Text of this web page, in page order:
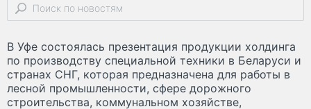
В Уфе состоялась презентация продукции холдинга
по производству специальной техники в Беларуси и
странах СНГ, которая предназначена для работы в
лесной промышленности, сфере дорожного
строительства, коммунальном хозяйстве,